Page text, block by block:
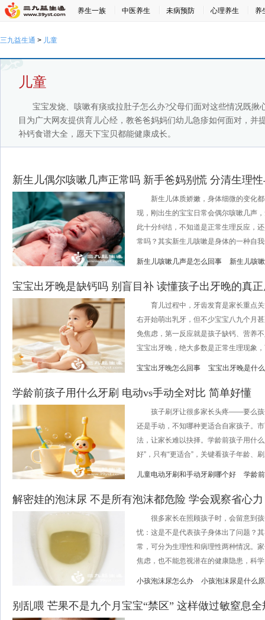
养生一族 中医养生 未病预防 心理养生 养
三九益生通 > 儿童
儿童
宝宝发烧、咳嗽有痰或拉肚子怎么办?父母们面对这些情况既揪
目为广大网友提供育儿心经，教爸爸妈妈们幼儿急疹如何面对，并
补钙食谱大全，愿天下宝贝都能健康成长。
新生儿偶尔咳嗽几声正常吗 新手爸妈别慌 分清生理
新生儿体质娇嫩，身体细微的变化都
现，刚出生的宝宝日常会偶尔咳嗽几声
此十分纠结，不知道是正常生理反应，
常吗？其实新生儿咳嗽是身体的一种自
新生儿咳嗽几声是怎么回事 新生儿咳
宝宝出牙晚是缺钙吗 别盲目补 读懂孩子出牙晚的真
育儿过程中，牙齿发育是家长重点关
右开始萌出乳牙，但不少宝宝八九个月
免焦虑，第一反应就是孩子缺钙、营养
宝宝出牙晚，绝大多数是正常生理现象
宝宝出牙晚怎么回事 宝宝出牙晚是什
学龄前孩子用什么牙刷 电动vs手动全对比 简单好懂
孩子刷牙让很多家长头疼——要么孩
还是手动，不知哪种更适合自家孩子。
法，让家长难以抉择。学龄前孩子用什
好”，只有“更适合”，关键看孩子年龄、
儿童电动牙刷和手动牙刷哪个好 学龄
解密娃的泡沫尿 不是所有泡沫都危险 学会观察省心力
很多家长在照顾孩子时，会留意到孩
忧：这是不是代表孩子身体出了问题？
常，可分为生理性和病理性两种情况。
焦虑，也不能忽视潜在的健康隐患，科
小孩泡沫尿怎么办 小孩泡沫尿是什么
别乱喂 芒果不是九个月宝宝“禁区” 这样做过敏窒息全